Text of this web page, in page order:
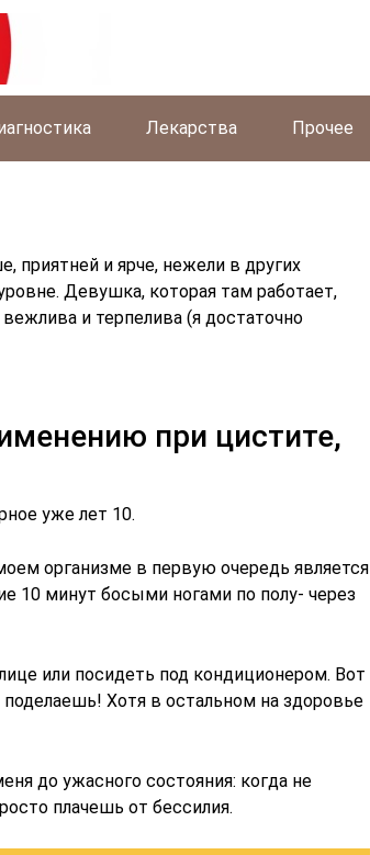
Лекарства Прочее
приятней и ярче, нежели в других
Девушка, которая там работает,
и терпелива (я достаточно
при цистите,
уже лет 10.
организме в первую очередь является
10 минут босыми ногами по полу- через
или посидеть под кондиционером. Вот
поделаешь! Хотя в остальном на здоровье
до ужасного состояния: когда не
плачешь от бессилия.